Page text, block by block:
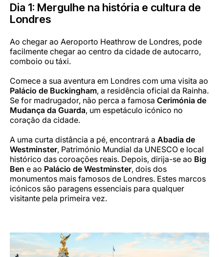
Dia 1: Mergulhe na história e cultura de
Londres
Ao chegar ao Aeroporto Heathrow de Londres, pode
facilmente chegar ao centro da cidade de autocarro,
comboio ou táxi.
Comece a sua aventura em Londres com uma visita ao
Palácio de Buckingham, a residência oficial da Rainha.
Se for madrugador, não perca a famosa Cerimónia de
Mudança da Guarda, um espetáculo icónico no
coração da cidade.
A uma curta distância a pé, encontrará a Abadia de
Westminster, Património Mundial da UNESCO e local
histórico das coroações reais. Depois, dirija-se ao Big
Ben e ao Palácio de Westminster, dois dos
monumentos mais famosos de Londres. Estes marcos
icónicos são paragens essenciais para qualquer
visitante pela primeira vez.